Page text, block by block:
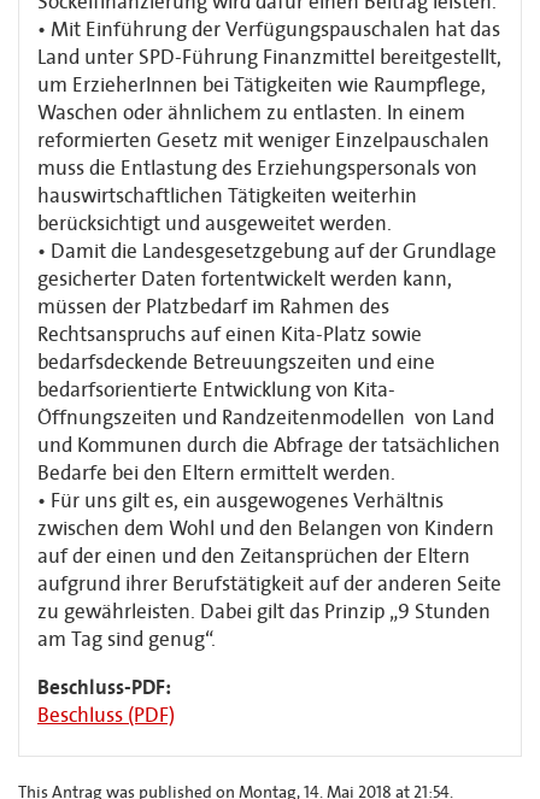
• Mit Einführung der Verfügungspauschalen hat das
Land unter SPD-Führung Finanzmittel bereitgestellt,
um ErzieherInnen bei Tätigkeiten wie Raumpﬂege,
Waschen oder ähnlichem zu entlasten. In einem
reformierten Gesetz mit weniger Einzelpauschalen
muss die Entlastung des Erziehungspersonals von
hauswirtschaftlichen Tätigkeiten weiterhin
berücksichtigt und ausgeweitet werden.
• Damit die Landesgesetzgebung auf der Grundlage
gesicherter Daten fortentwickelt werden kann,
müssen der Platzbedarf im Rahmen des
Rechtsanspruchs auf einen Kita-Platz sowie
bedarfsdeckende Betreuungszeiten und eine
bedarfsorientierte Entwicklung von Kita-
Öffnungszeiten und Randzeitenmodellen von Land
und Kommunen durch die Abfrage der tatsächlichen
Bedarfe bei den Eltern ermittelt werden.
• Für uns gilt es, ein ausgewogenes Verhältnis
zwischen dem Wohl und den Belangen von Kindern
auf der einen und den Zeitansprüchen der Eltern
aufgrund ihrer Berufstätigkeit auf der anderen Seite
zu gewährleisten. Dabei gilt das Prinzip „9 Stunden
am Tag sind genug“.
Beschluss-PDF:
Beschluss (PDF)
This Antrag was published on Montag, 14. Mai 2018 at 21:54.